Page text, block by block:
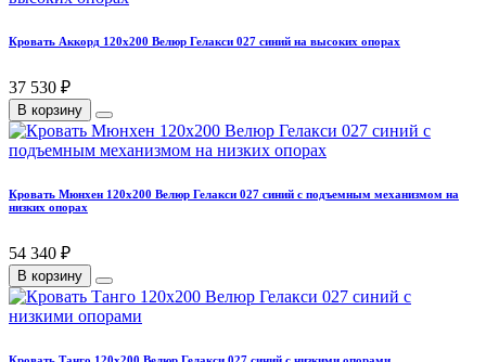
Кровать Аккорд 120х200 Велюр Гелакси 027 синий на высоких опорах
37 530 ₽
В корзину
Кровать Мюнхен 120х200 Велюр Гелакси 027 синий с подъемным механизмом на
низких опорах
54 340 ₽
В корзину